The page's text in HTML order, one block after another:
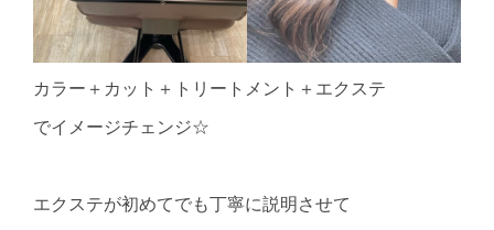
カラー＋カット＋トリートメント＋エクステ
でイメージチェンジ☆
エクステが初めてでも丁寧に説明させて